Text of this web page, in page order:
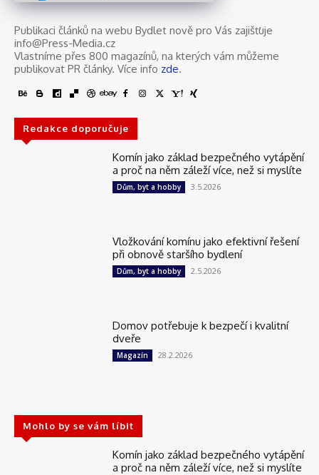
Publikaci článků na webu Bydlet nově pro Vás zajišťuje
info@Press-Media.cz
Vlastníme přes 800 magazínů, na kterých vám můžeme
publikovat PR články. Více info zde.
Redakce doporučuje
Komín jako základ bezpečného vytápění
a proč na něm záleží více, než si myslíte
Dům, byt a hobby 3.5.2026
Vložkování komínu jako efektivní řešení
při obnově staršího bydlení
Dům, byt a hobby 2.5.2026
Domov potřebuje k bezpečí i kvalitní
dveře
Magazín 28.2.2026
Mohlo by se vám líbit
Komín jako základ bezpečného vytápění
a proč na něm záleží více, než si myslíte